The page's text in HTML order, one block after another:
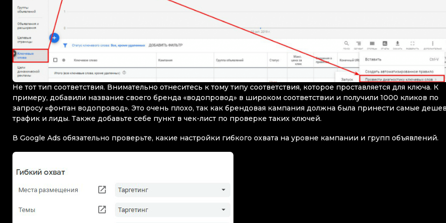
Не тот тип соответствия. Внимательно отнеситесь к тому типу соответствия, которое проставляется для ключа. К
примеру, добавили название своего бренда «водопровод» в широком соответствии и получили 1000 кликов по
запросу «фонтан водопровод». Это очень плохо, так как брендовая кампания должна была принести самые
трафик и лиды. Также добавьте себе пункт в чек-лист по проверке таких ключей.
В Google Ads обязательно проверьте, какие настройки гибкого охвата на уровне кампании и групп объявлений.